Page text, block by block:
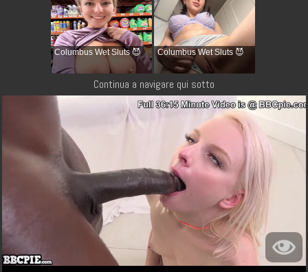
Columbus Wet Sluts 😈 Columbus Wet Sluts 😈
Continua a navigare qui sotto